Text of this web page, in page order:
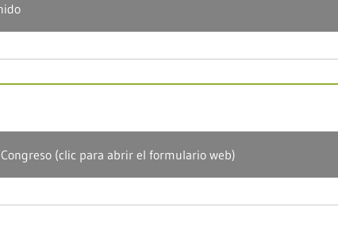
(clic para abrir el formulario web)